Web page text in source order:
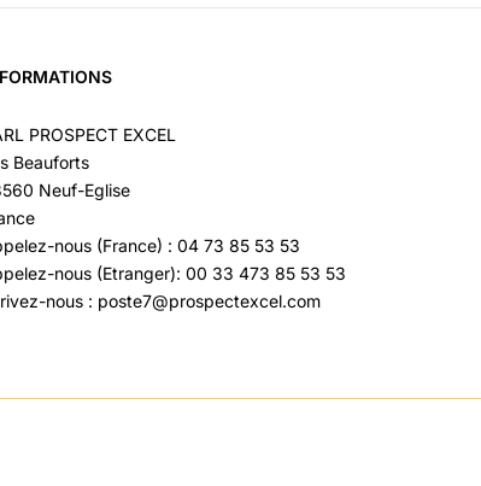
PROSPECT EXCEL
Beauforts
Neuf-Eglise
nous (France) : 04 73 85 53 53
nous (Etranger): 00 33 473 85 53 53
nous : poste7@prospectexcel.com